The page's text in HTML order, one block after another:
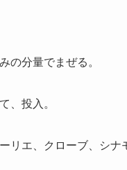
の分量でまぜる。
、投入。
リエ、クローブ、シナ